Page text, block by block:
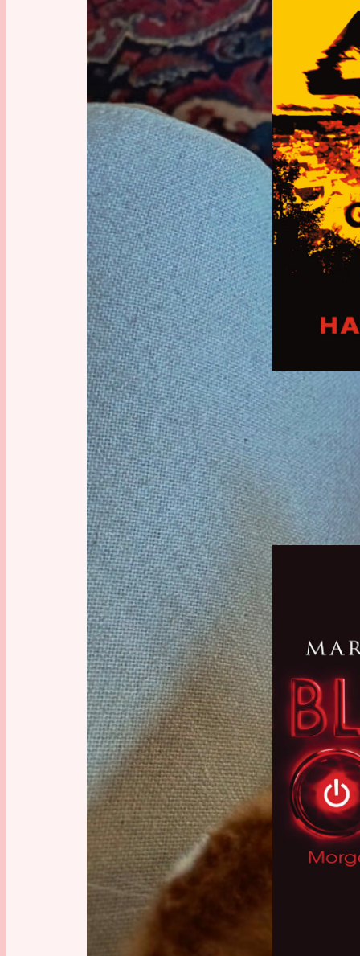
Fachwissen-
Terrorismus ,